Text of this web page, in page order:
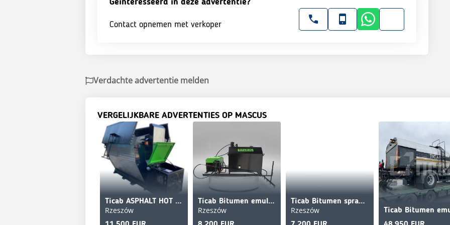
Geinteresseerd in deze advertentie?
Contact opnemen met verkoper
Verdachte advertentie melden
VERGELIJKBARE ADVERTENTIES OP MASCUS
Ticab ASPHALT HOT BOX HB 2 / Termos asfaltowy HB-2
Rzeszów
Ticab Bitumen emulsion sprayer BS-1000 / Asphalt Sprayer
Rzeszów
Ticab Bitumen sprayer/Asphalt Sprayer 500L Manufacturer
Rzeszów